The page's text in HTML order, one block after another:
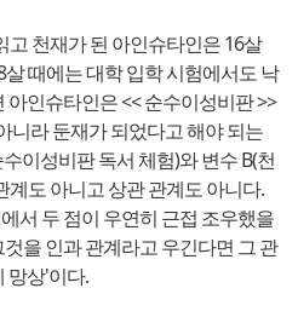
고 천재가 된 아인슈타인은 16살
때에는 대학 입학 시험에서도 낙
인슈타인은 << 순수이성비판 >>
니라 둔재가 되었다고 해야 되는
이성비판 독서 체험)와 변수 B(천
도 아니고 상관 관계도 아니다.
서 두 점이 우연히 근접 조우했을
을 인과 관계라고 우긴다면 그 관
망상'이다.